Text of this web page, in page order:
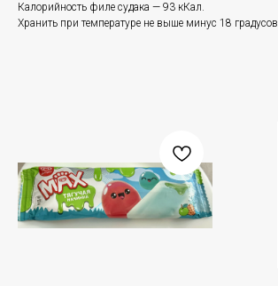
Калорийность филе судака — 93 кКал.
Хранить при температуре не выше минус 18 градусов